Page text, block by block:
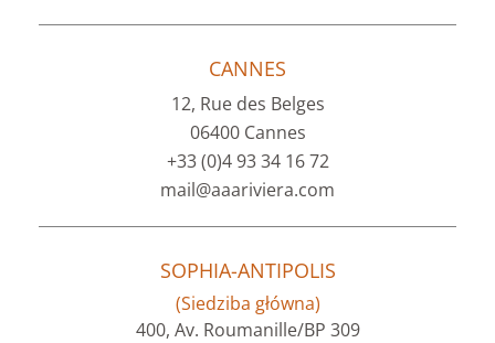
CANNES
12, Rue des Belges
06400 Cannes
+33 (0)4 93 34 16 72
mail@aaariviera.com
SOPHIA-ANTIPOLIS
(Siedziba główna)
400, Av. Roumanille/BP 309